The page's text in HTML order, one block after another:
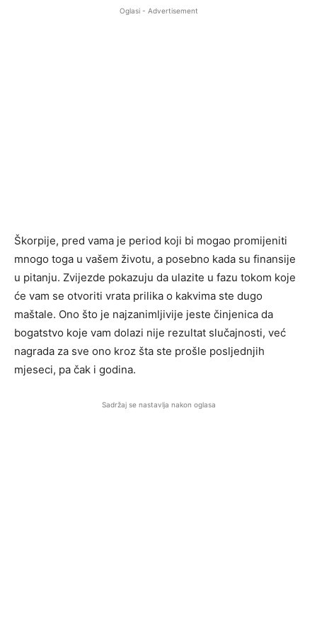
Oglasi - Advertisement
Škorpije, pred vama je period koji bi mogao promijeniti
mnogo toga u vašem životu, a posebno kada su finansije
u pitanju. Zvijezde pokazuju da ulazite u fazu tokom koje
će vam se otvoriti vrata prilika o kakvima ste dugo
maštale. Ono što je najzanimljivije jeste činjenica da
bogatstvo koje vam dolazi nije rezultat slučajnosti, već
nagrada za sve ono kroz šta ste prošle posljednjih
mjeseci, pa čak i godina.
Sadržaj se nastavlja nakon oglasa